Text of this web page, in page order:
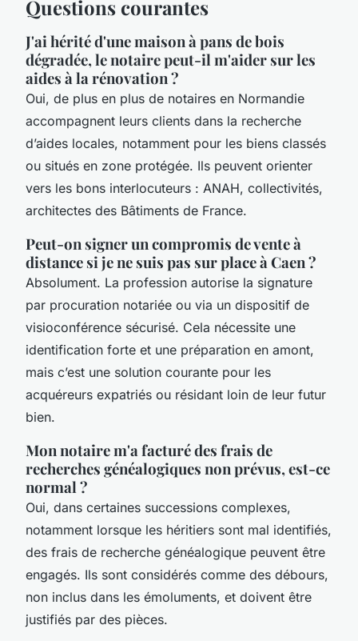
Questions courantes
J'ai hérité d'une maison à pans de bois
dégradée, le notaire peut-il m'aider sur les
aides à la rénovation ?
Oui, de plus en plus de notaires en Normandie
accompagnent leurs clients dans la recherche
d’aides locales, notamment pour les biens classés
ou situés en zone protégée. Ils peuvent orienter
vers les bons interlocuteurs : ANAH, collectivités,
architectes des Bâtiments de France.
Peut-on signer un compromis de vente à
distance si je ne suis pas sur place à Caen ?
Absolument. La profession autorise la signature
par procuration notariée ou via un dispositif de
visioconférence sécurisé. Cela nécessite une
identification forte et une préparation en amont,
mais c’est une solution courante pour les
acquéreurs expatriés ou résidant loin de leur futur
bien.
Mon notaire m'a facturé des frais de
recherches généalogiques non prévus, est-ce
normal ?
Oui, dans certaines successions complexes,
notamment lorsque les héritiers sont mal identifiés,
des frais de recherche généalogique peuvent être
engagés. Ils sont considérés comme des débours,
non inclus dans les émoluments, et doivent être
justifiés par des pièces.